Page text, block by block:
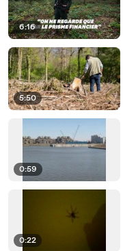
6:16
5:50
0:59
0:22